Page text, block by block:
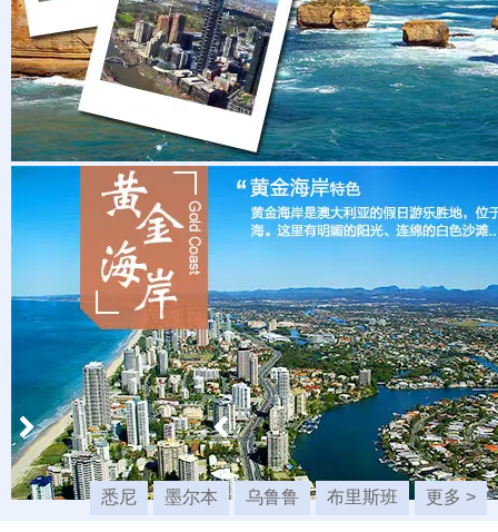
悉尼 墨尔本 乌鲁鲁 布里斯班 更多 >
帕芬比利蒸汽
小火车 - 亚拉